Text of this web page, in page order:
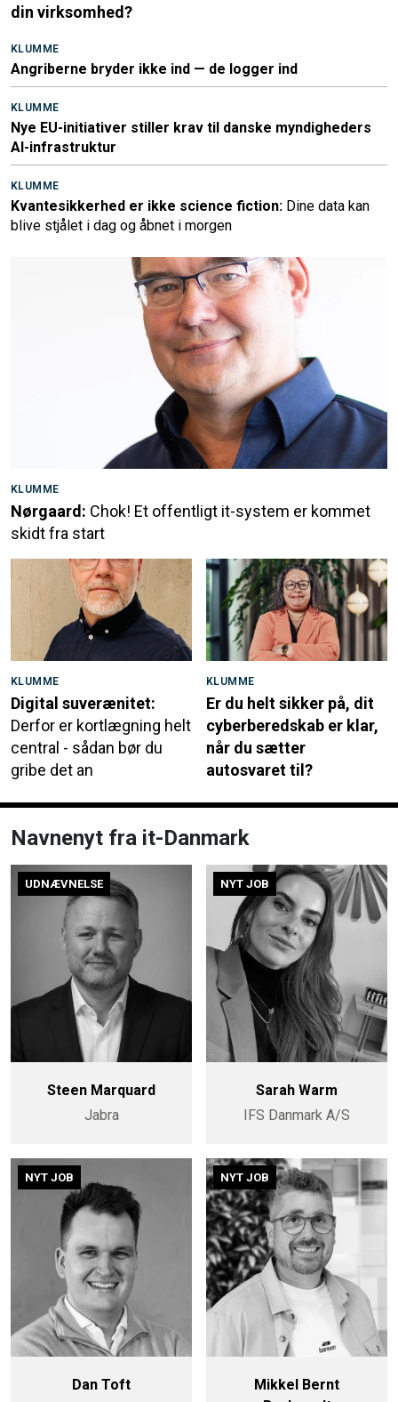
din virksomhed?
KLUMME
Angriberne bryder ikke ind — de logger ind
KLUMME
Nye EU-initiativer stiller krav til danske myndigheders
AI-infrastruktur
KLUMME
Kvantesikkerhed er ikke science fiction: Dine data kan
blive stjålet i dag og åbnet i morgen
KLUMME
Nørgaard: Chok! Et offentligt it-system er kommet
skidt fra start
KLUMME
Digital suverænitet:
Derfor er kortlægning helt
central - sådan bør du
gribe det an
KLUMME
Er du helt sikker på, dit
cyberberedskab er klar,
når du sætter
autosvaret til?
Navnenyt fra it-Danmark
UDNÆVNELSE
Steen Marquard
Jabra
NYT JOB
Sarah Warm
IFS Danmark A/S
NYT JOB
Dan Toft
NYT JOB
Mikkel Bernt